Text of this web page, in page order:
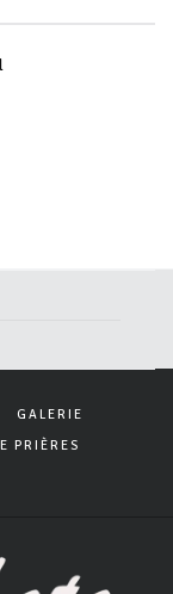
GALERIE
PRIÈRES